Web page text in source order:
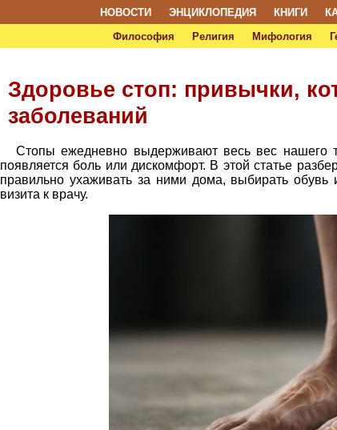
НОВОСТИ ЭНЦИКЛОПЕДИЯ КНИГИ
Философия
Религия Мифология
Здоровье стоп: привычки,
заболеваний
Стопы ежедневно выдерживают весь вес нашего
появляется боль или дискомфорт. В этой статье
правильно ухаживать за ними дома, выбирать
визита к врачу.